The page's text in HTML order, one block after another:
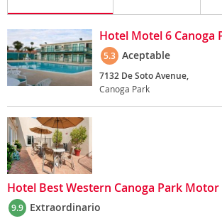
Hotel Motel 6 Canoga
5.3 Aceptable
7132 De Soto Avenue,
Canoga Park
Hotel Best Western Canoga Park Motor
9.9 Extraordinario